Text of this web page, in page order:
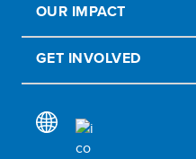
OUR IMPACT
GET INVOLVED